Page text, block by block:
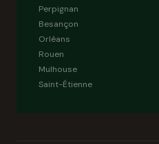
Perpignan
Besançon
Orléans
Rouen
Mulhouse
Saint-Étienne